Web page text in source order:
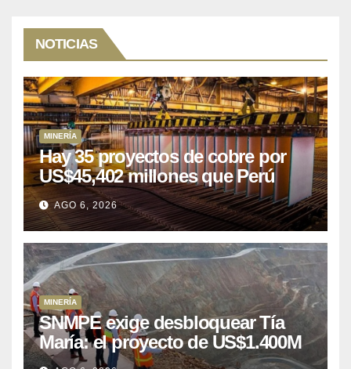
NOTICIAS
MINERÍA
Hay 35 proyectos de cobre por
US$45,402 millones que Perú
puede aprovechar
AGO 6, 2026
MINERÍA
SNMPE exige desbloquear Tía
María: el proyecto de US$1.400M
que Perú lleva 15 años